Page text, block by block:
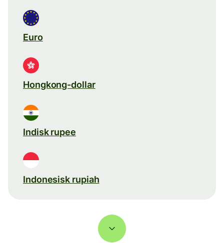
Euro
Hongkong-dollar
Indisk rupee
Indonesisk rupiah